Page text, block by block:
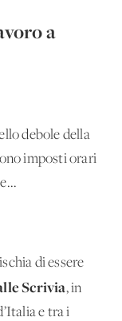
a
debole della
imposti orari
di essere
Scrivia, in
e tra i